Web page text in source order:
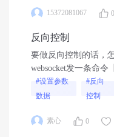
15372081067 0
反向控制
要做反向控制的话，
websocket发一条命令
送数据：
{"高区-回温目标温度
#设置参数
数据
#反向
控制
素心 0